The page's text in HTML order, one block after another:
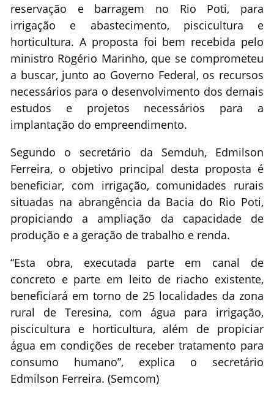
reservação e barragem no Rio Poti, para
irrigação e abastecimento, piscicultura e
horticultura. A proposta foi bem recebida pelo
ministro Rogério Marinho, que se comprometeu
a buscar, junto ao Governo Federal, os recursos
necessários para o desenvolvimento dos demais
estudos e projetos necessários para a
implantação do empreendimento.
Segundo o secretário da Semduh, Edmilson
Ferreira, o objetivo principal desta proposta é
beneficiar, com irrigação, comunidades rurais
situadas na abrangência da Bacia do Rio Poti,
propiciando a ampliação da capacidade de
produção e a geração de trabalho e renda.
“Esta obra, executada parte em canal de
concreto e parte em leito de riacho existente,
beneficiará em torno de 25 localidades da zona
rural de Teresina, com água para irrigação,
piscicultura e horticultura, além de propiciar
água em condições de receber tratamento para
consumo humano”, explica o secretário
Edmilson Ferreira. (Semcom)